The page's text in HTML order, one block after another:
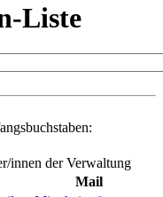
Liste
innen der Verwaltung
Mail